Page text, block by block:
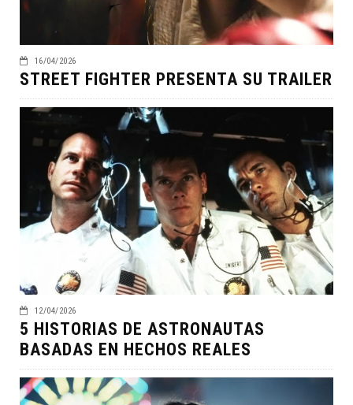
16/04/2026
STREET FIGHTER PRESENTA SU TRAILER
12/04/2026
5 HISTORIAS DE ASTRONAUTAS
BASADAS EN HECHOS REALES